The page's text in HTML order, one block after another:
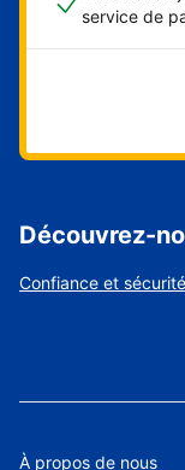
service de
Découvrez-
Confiance et sécurité
À propos de nous